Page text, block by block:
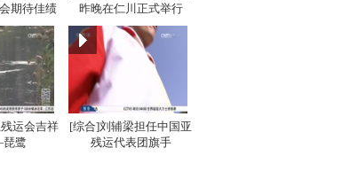
期待佳绩
昨晚在仁川正式举行
运会吉祥
鹭
[综合]刘辅梁担任中国亚
残运代表团旗手